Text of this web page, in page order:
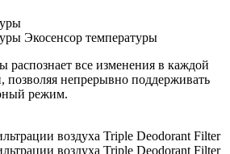
Экосенсор температуры
распознает все изменения в каждой
позволяя непрерывно поддерживать
режим.